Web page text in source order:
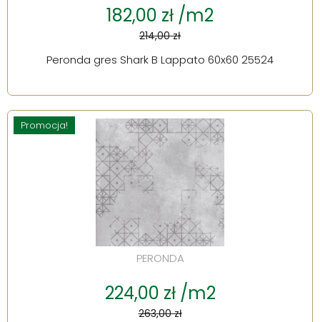
182,00 zł /m2
214,00 zł
Peronda gres Shark B Lappato 60x60 25524
Promocja!
PERONDA
224,00 zł /m2
263,00 zł